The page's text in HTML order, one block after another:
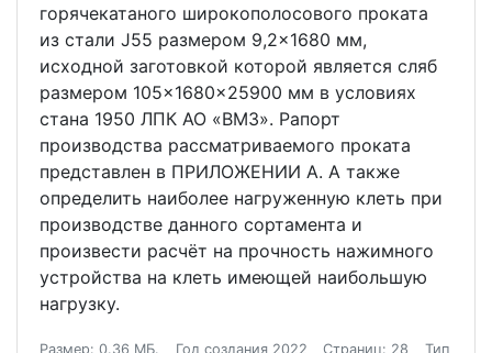
горячекатаного широкополосового проката
из стали J55 размером 9,2×1680 мм,
исходной заготовкой которой является сляб
размером 105×1680×25900 мм в условиях
стана 1950 ЛПК АО «ВМЗ». Рапорт
производства рассматриваемого проката
представлен в ПРИЛОЖЕНИИ А. А также
определить наиболее нагруженную клеть при
производстве данного сортамента и
произвести расчёт на прочность нажимного
устройства на клеть имеющей наибольшую
нагрузку.
Размер: 0.36 МБ. Год создания 2022 Страниц: 28
Тип